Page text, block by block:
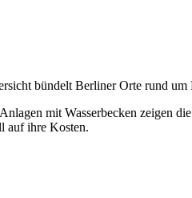
bündelt Berliner Orte rund um
mit Wasserbecken zeigen
auf ihre Kosten.